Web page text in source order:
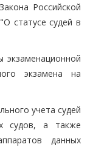
Российской
"О статусе судей в
экзаменационной
экзамена на
учета судей
судов, а также
данных